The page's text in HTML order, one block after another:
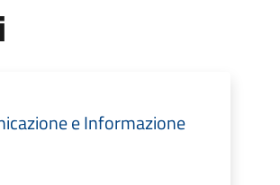
e Informazione